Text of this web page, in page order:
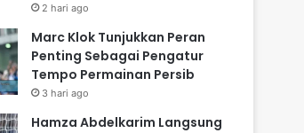
2 hari ago
Marc Klok Tunjukkan Peran
Penting Sebagai Pengatur
Tempo Permainan Persib
3 hari ago
Hamza Abdelkarim Langsung